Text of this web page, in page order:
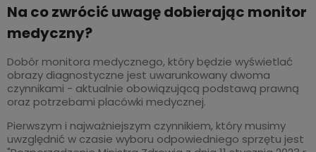
Na co zwrócić uwagę dobierając monitor
medyczny?
Dobór monitora medycznego, który będzie wyświetlać
obrazy diagnostyczne jest uwarunkowany dwoma
czynnikami - aktualnie obowiązującą podstawą prawną
oraz potrzebami placówki medycznej.
Pierwszym i najważniejszym czynnikiem, który musimy
uwzględnić w czasie wyboru odpowiedniego sprzętu jest